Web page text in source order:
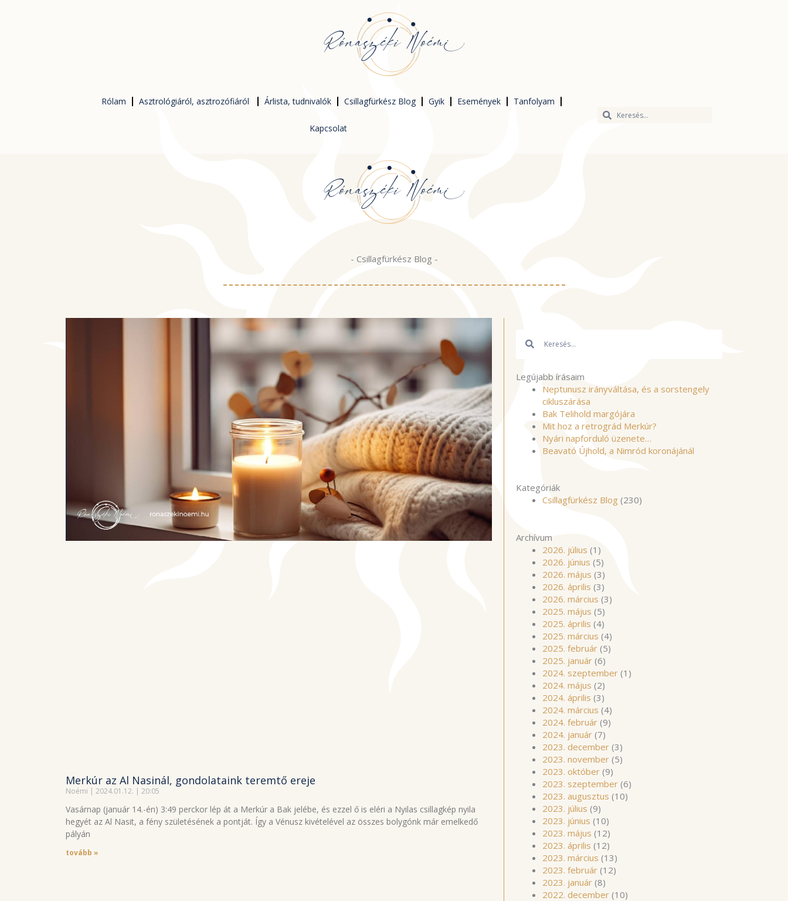
Rólam Asztrológiáról, asztrozófiáról Árlista, tudnivalók Csillagfürkész Blog Gyik Események Tanfolyam
Kapcsolat
Keresés
Keresés
- Csillagfürkész Blog -
Merkúr az Al Nasinál, gondolataink teremtő ereje
Noémi 2024.01.12. 20:05
Vasárnap (január 14.-én) 3:49 perckor lép át a Merkúr a Bak jelébe, és ezzel ő is eléri a Nyilas csillagkép nyila
hegyét az Al Nasit, a fény születésének a pontját. Így a Vénusz kivételével az összes bolygónk már emelkedő
pályán
tovább »
Legújabb írásaim
Neptunusz irányváltása, és a sorstengely
cikluszárása
Bak Telihold margójára
Mit hoz a retrográd Merkúr?
Nyári napforduló üzenete…
Beavató Újhold, a Nimród koronájánál
Kategóriák
Csillagfürkész Blog (230)
Archívum
2026. július (1)
2026. június (5)
2026. május (3)
2026. április (3)
2026. március (3)
2025. május (5)
2025. április (4)
2025. március (4)
2025. február(5)
2025. január(6)
2024. szeptember(1)
2024. május (2)
2024. április (3)
2024. március (4)
2024. február(9)
2024. január(7)
2023. december(3)
2023. november(5)
2023. október(9)
2023. szeptember(6)
2023. augusztus (10)
2023. július (9)
2023. június (10)
2023. május (12)
2023. április (12)
2023. március (13)
2023. február(12)
2023. január(8)
2022. december(10)